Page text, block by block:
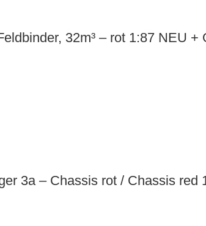
32m³ – rot 1:87 NEU +
3a – Chassis rot / Chassis red